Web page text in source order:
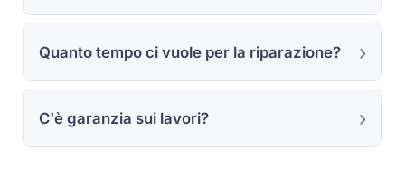
Quanto tempo ci vuole per la riparazione?
C'è garanzia sui lavori?